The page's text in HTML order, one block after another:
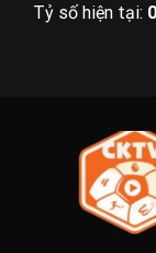
Tỷ số hiện tại: